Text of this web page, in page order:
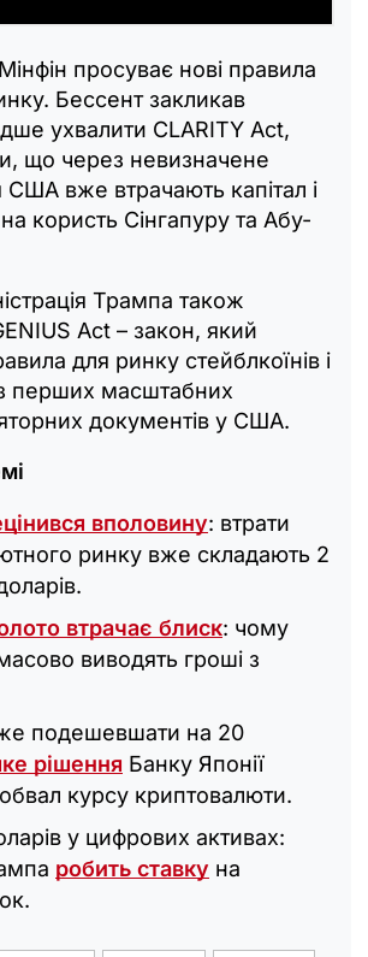
просуває нові правила
Бессент закликав
ухвалити CLARITY Act,
що через невизначене
вже втрачають капітал і
користь Сінгапуру та Абу-
Трампа також
Act – закон, який
для ринку стейблкоїнів і
перших масштабних
документів у США.
вполовину: втрати
ринку вже складають 2
втрачає блиск: чому
виводять гроші з
подешевшати на 20
рішення Банку Японії
курсу криптовалюти.
у цифрових активах:
робить ставку на